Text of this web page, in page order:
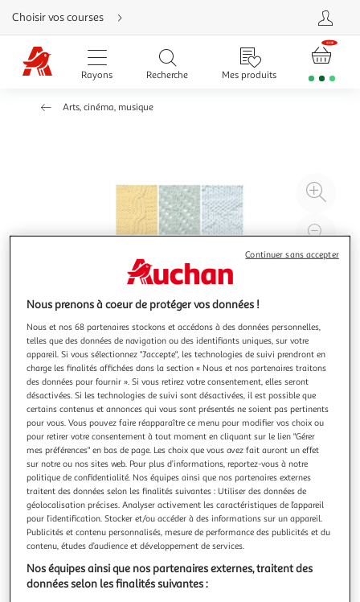
Aller
directement
au
contenu
Aller
directement
Aller
Choisir vos courses
Rayons Recherche Mes produits
Arts, cinéma, musique
à
200 POINTS DE TRICOT RANG PAR RANG, Valfort
Laura
Tous les points à portée de main ! Avec ce guide de
référence, partez à la découverte de 200 points aux effets
tous différents. Répartis en 6 grandes familles - les
basiques, les côtes, les ajourés, les fantaisies, les reliefs, les
torsadés -, ils sont chacun illustrés puis expliqués pas à
pas pour
En savoir +
Vous voulez connaître le prix de ce produit ?
Afficher le prix
Nous prenons à coeur de protéger vos données !
Nous et nos 68 partenaires stockons et accédons à des données personnelles,
telles que des données de navigation ou des identifiants uniques, sur votre
appareil. Si vous sélectionnez "J'accepte", les technologies de suivi prendront en
charge les finalités affichées dans la section « Nous et nos partenaires traitons
des données pour fournir ». Si vous retirez votre consentement, elles seront
désactivées. Si les technologies de suivi sont désactivées, il est possible que
certains contenus et annonces qui vous sont présentés ne soient pas pertinents
pour vous. Vous pouvez faire réapparaître ce menu pour modifier vos choix ou
pour retirer votre consentement à tout moment en cliquant sur le lien "Gérer
mes préférences" en bas de page. Les choix que vous avez fait auront un effet
sur notre ou nos sites web. Pour plus d’informations, reportez-vous à notre
politique de confidentialité. Nos équipes ainsi que nos partenaires externes
traitent des données selon les finalités suivantes : Utiliser des données de
géolocalisation précises. Analyser activement les caractéristiques de l’appareil
pour l’identification. Stocker et/ou accéder à des informations sur un appareil.
Publicités et contenu personnalisés, mesure de performance des publicités et du
contenu, études d’audience et développement de services.
Nos équipes ainsi que nos partenaires externes, traitent des
données selon les finalités suivantes :
Continuer sans accepter